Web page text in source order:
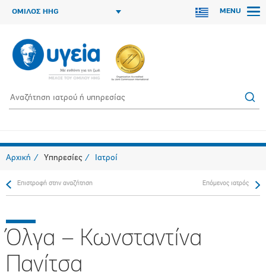
ΟΜΙΛΟΣ HHG MENU
Αρχική Υπηρεσίες Ιατροί
Επιστροφή στην αναζήτηση Επόμενος ιατρός
Όλγα – Κωνσταντίνα
Πανίτσα